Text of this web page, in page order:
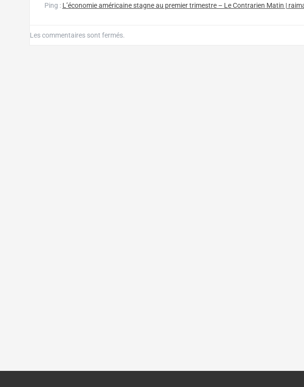
Ping : L’économie américaine stagne au premier trimestre – Le Contrarien Matin |
Les commentaires sont fermés.